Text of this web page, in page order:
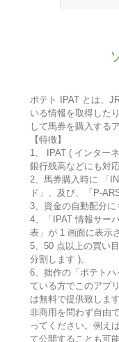
ポテト IPAT とは、
いる情報を取得した
して馬券を購入する
【特徴】
1、 IPAT ( インター
銀行残高などにも対
2、馬券購入時に 「
ド」、及び、「P-
3、資金の自動配分に
4、「IPAT 情報サー
表」が 1 画面に表示
5、50 点以上の買い
分割します )。
6、拙作の「ポテト
ている方でこのアプ
は無料で提供致しま
非商用を問わず自由
ってください。例え
て公開することも可能